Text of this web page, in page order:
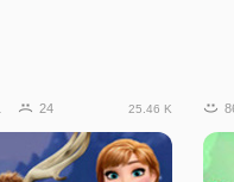
24 25.46 K